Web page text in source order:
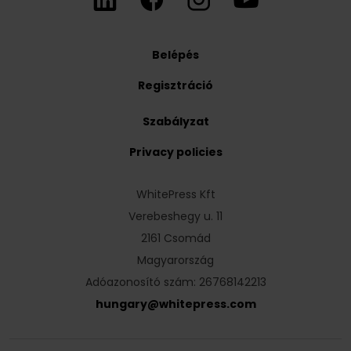
Belépés
Regisztráció
WhitePress Kft
Verebeshegy u. 11
2161 Csomád
Magyarország
Adóazonosító szám: 26768142213
hungary@whitepress.com
Szabályzat
Privacy policies